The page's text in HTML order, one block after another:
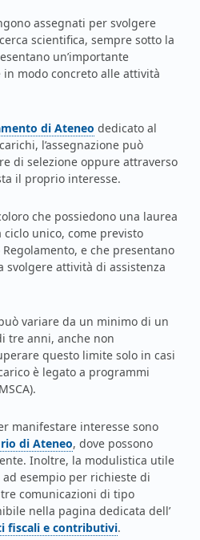
assegnati per svolgere
scientifica, sempre sotto la
un’importante
modo concreto alle attività
di Ateneo dedicato al
l’assegnazione può
di selezione oppure attraverso
il proprio interesse.
che possiedono una laurea
unico, come previsto
e che presentano
attività di assistenza
variare da un minimo di un
tre anni, anche non
questo limite solo in casi
è legato a programmi
manifestare interesse sono
di Ateneo, dove possono
Inoltre, la modulistica utile
esempio per richieste di
comunicazioni di tipo
nella pagina dedicata dell’Link identifier #identifier__124589-4
fiscali e contributivi.